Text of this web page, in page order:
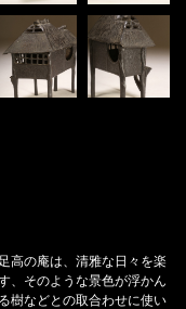
高の庵は、清雅な日々を楽
、そのような景色が浮かん
樹などとの取合わせに使い